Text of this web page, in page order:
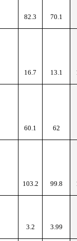
82.3 70.1
16.7 13.1
60.1 62
103.2 99.8
3.2 3.99